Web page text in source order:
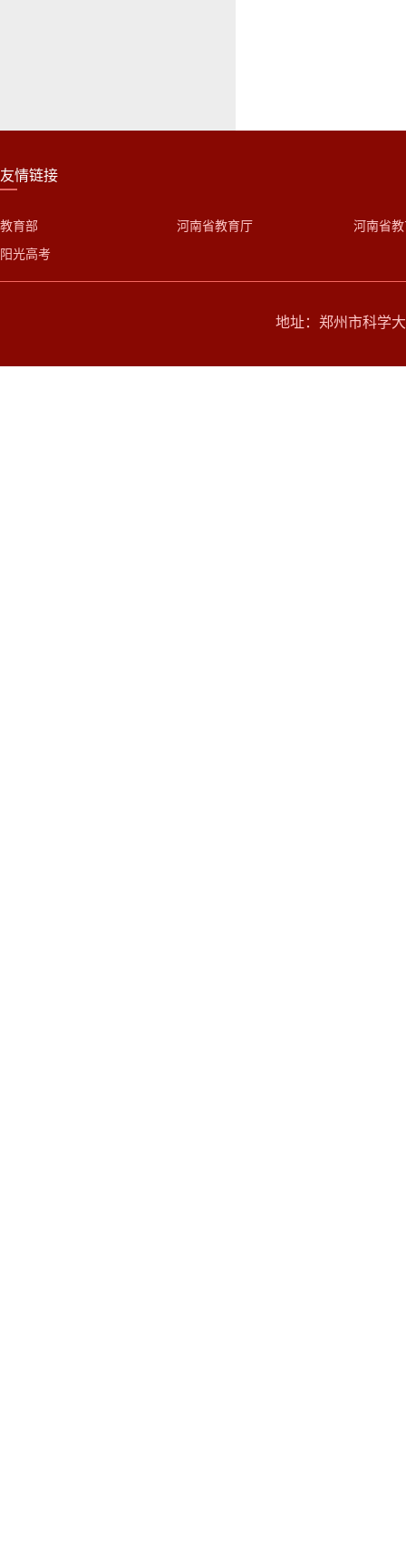
友情链接
教育部
阳光高考
河南省教育厅 河南省
地址：郑州市科学